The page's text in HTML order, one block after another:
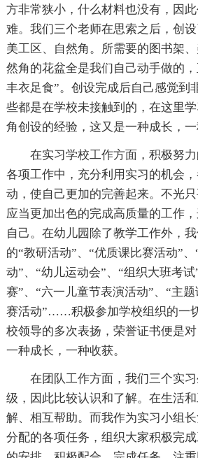
方非常狭小，什么材料也没有，因
难。我们三个老师在思索之后，创设
美工区、自然角。所需要的图书架
然角的花盆全是我们自己动手做的，
丰衣足食”。创设完成后自己感觉到
些都是在学校未接触到的，在这里
角创设的经验，这又是一种成长，一
在实习学校工作方面，积极努
各项工作中，充分利用实习的机会
动，使自己更加的完善起来。不光
应当更加出色的完成高质量的工作
自己。在幼儿园除了教学工作外，
的“教研活动”、“优质课比赛活动”
动”、“幼儿运动会”、“组织大班考
赛”、“六一儿童节表演活动”、“主
赛活动”……积极参加学校组织的一
校领导的多次表扬，荣誉证书便是
一种成长，一种收获。
在团队工作方面，我们三个实
级，因此比较认识和了解。在生活
解、相互帮助。而我作为实习小组
分配的各项任务，组织大家积极完